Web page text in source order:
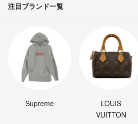
注目ブランド一覧
Supreme
LOUIS
VUITTON